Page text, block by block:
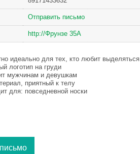
Отправить письмо
http://Фрунзе 35А
идеально для тех, кто любит выделяться
логотип на груди
мужчинам и девушкам
приятный к телу
для: повседневной носки